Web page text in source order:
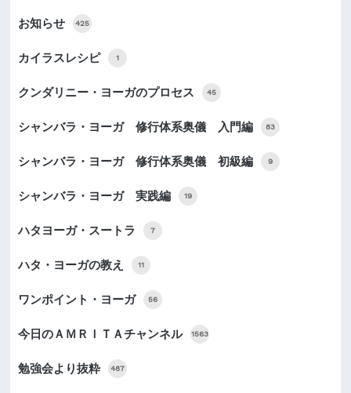
お知らせ 425
カイラスレシピ 1
クンダリニー・ヨーガのプロセス 45
シャンバラ・ヨーガ 修行体系奥儀 入門編 83
シャンバラ・ヨーガ 修行体系奥儀 初級編 9
シャンバラ・ヨーガ 実践編 19
ハタヨーガ・スートラ 7
ハタ・ヨーガの教え 11
ワンポイント・ヨーガ 56
今日のＡＭＲＩＴＡチャンネル 1563
勉強会より抜粋 487